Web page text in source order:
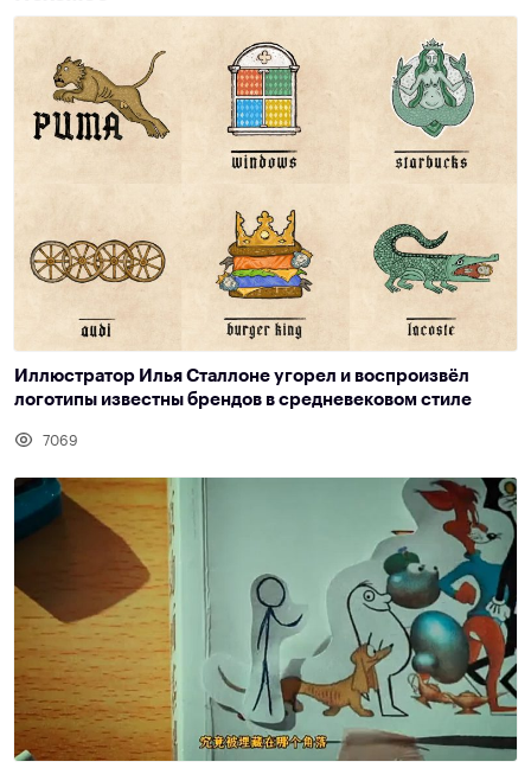
Иллюстратор Илья Сталлоне угорел и воспроизвёл
логотипы известны брендов в средневековом стиле
7069